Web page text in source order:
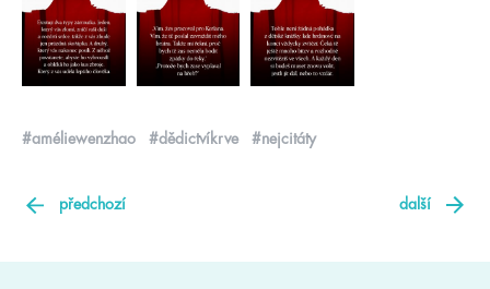
#améliewenzhao #dědictvíkrve #nejcitáty
předchozí další